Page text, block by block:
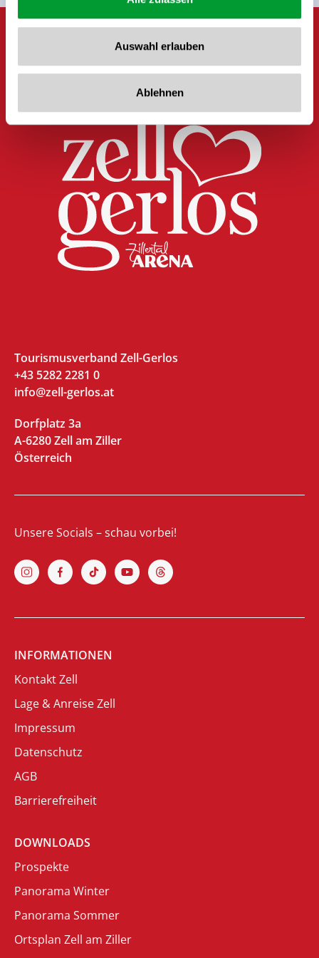
Auswahl erlauben
Ablehnen
Tourismusverband Zell-Gerlos
+43 5282 2281 0
info@zell-gerlos.at
Dorfplatz 3a
A-6280 Zell am Ziller
Österreich
Unsere Socials – schau vorbei!
INFORMATIONEN
Kontakt Zell
Lage & Anreise Zell
Impressum
Datenschutz
AGB
Barrierefreiheit
DOWNLOADS
Prospekte
Panorama Winter
Panorama Sommer
Ortsplan Zell am Ziller